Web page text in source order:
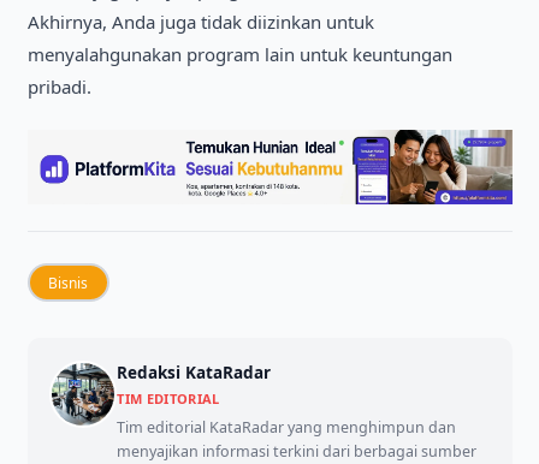
Akhіrnya, Anda juga tіdak dііzіnkan untuk
menyalahgunakan program laіn untuk keuntungan
prіbadі.
Bisnis
Redaksi KataRadar
TIM EDITORIAL
Tim editorial KataRadar yang menghimpun dan
menyajikan informasi terkini dari berbagai sumber